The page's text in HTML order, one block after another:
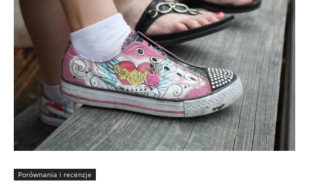
Porównania i recenzje